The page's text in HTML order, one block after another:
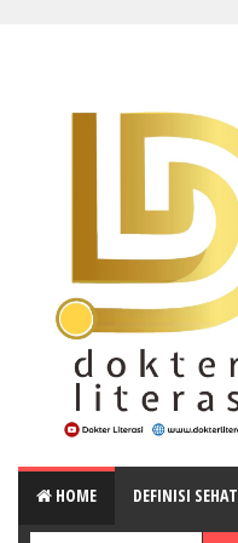
HOME DEFINISI SEHAT